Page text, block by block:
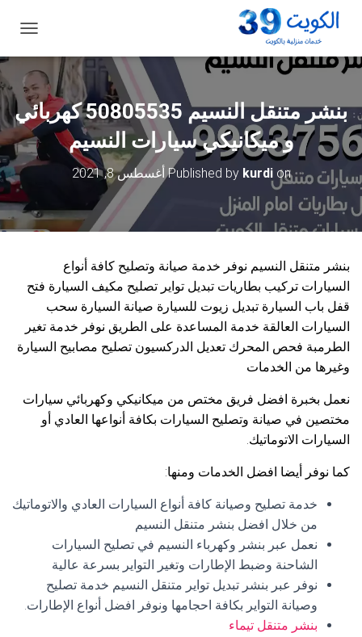
ب
د
ي
ل
ا
ل
ت
ن
ل
بنشر متنقل النسيم 50805535‬ كهربائي
و ميكانيكي سيارات النسيم
Published by kurdion أغسطس 8, 2021
بنشر متنقل النسيم نوفر خدمة صيانة وتصليح كافة أنواع
السيارات تركيب بطاريات تبديل تواير تصليح مكيف السيارة فتح
قفل باب السيارة تبديل زيوت للسيارة صيانة السيارة سحب
السيارات العالقة خدمة المساعدة على الطريق نوفر خدمة تغير
الطرمبة فحص المحرك تعديل الدركسيون تصليح مصابيح السيارة
وغيرها من الخدمات
نعمل بخبرة افضل فريق مختص من ميكانيكي وكهربائي سيارات
مختصين في صيانة وتصليح السيارات بكافة أنواعها العادي أو
السيارات الاتوماتيك.
كما نوفر أيضا افضل الخدمات ومنها:
خدمة تصليح وصيانة كافة أنواع السيارات العادي والاتوماتيك
من خلال افضل بنشر متنقل النسيم
نعمل عبر بنشر وكهرباء النسيم في تصليح السيارات
الشاحنة وضبط الإطارات وتغير التواير بسرعة عالية
نوفر عبر بنشر تبديل تواير متنقل النسيم خدمة تصليح
وصيانة التواير بكافة احجامها ونوفر افضل أنواع الإطارات.
بنشر متنقل تيماء